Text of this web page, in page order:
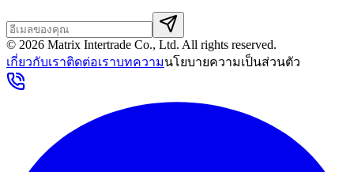
© 2026 Matrix Intertrade Co., Ltd. All rights reserved.
เกี่ยวกับเราติดต่อเราบทความนโยบายความเป็นส่วนตัว